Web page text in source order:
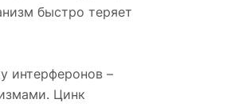
быстро теряет
интерферонов –
Цинк